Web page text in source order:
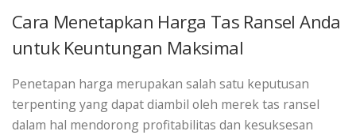
Cara Menetapkan Harga Tas Ransel Anda
untuk Keuntungan Maksimal
Penetapan harga merupakan salah satu keputusan
terpenting yang dapat diambil oleh merek tas ransel
dalam hal mendorong profitabilitas dan kesuksesan